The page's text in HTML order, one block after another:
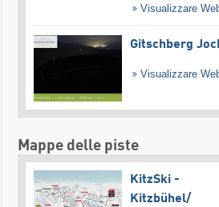
Visualizzare
Gitschberg
Visualizzare
Mappe delle piste
KitzSki -
Kitzbühel/​